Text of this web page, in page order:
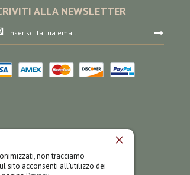
non tracciamo
sito acconsenti all'utilizzo dei
ALLA NEWSLETTER